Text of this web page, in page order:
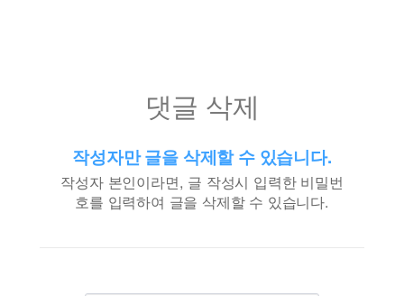
댓글 삭제
작성자만 글을 삭제할 수 있습니다.
작성자 본인이라면, 글 작성시 입력한 비밀번
호를 입력하여 글을 삭제할 수 있습니다.